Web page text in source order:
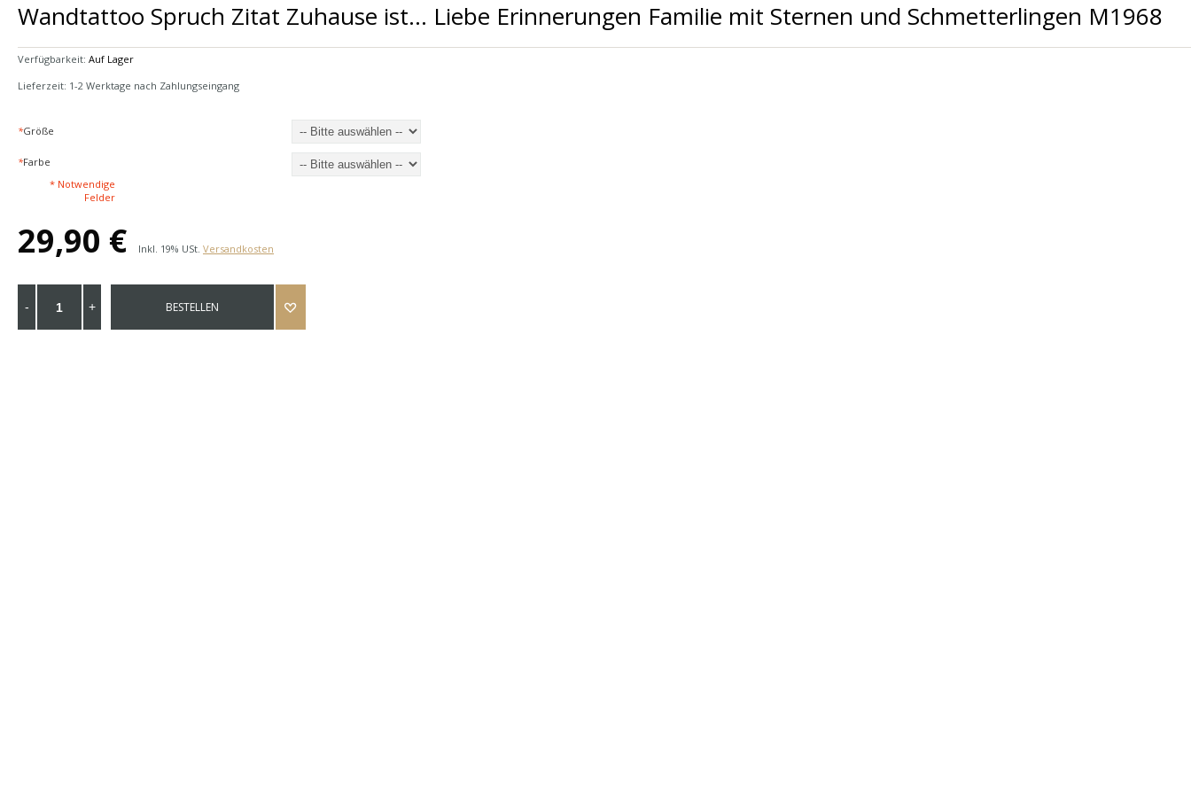
Wandtattoo Spruch Zitat Zuhause ist... Liebe Erinnerungen Familie mit Sternen und Schmetterlingen M1968
Verfügbarkeit: Auf Lager
Lieferzeit: 1-2 Werktage nach Zahlungseingang
*Größe
*Farbe
* Notwendige
Felder
29,90 € Inkl. 19% USt. Versandkosten
BESTELLEN